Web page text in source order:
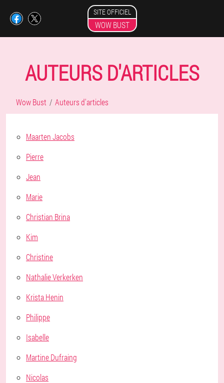
SITE OFFICIEL
WOW BUST
AUTEURS D'ARTICLES
Wow Bust Auteurs d'articles
Maarten Jacobs
Pierre
Jean
Marie
Christian Brina
Kim
Christine
Nathalie Verkerken
Krista Henin
Philippe
Isabelle
Martine Dufraing
Nicolas